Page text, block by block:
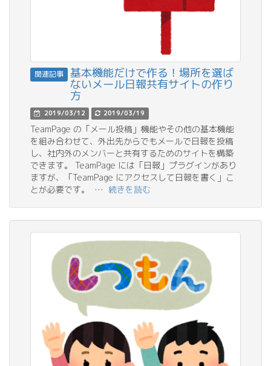
関連記事 基本機能だけで作る！場所を選ば
ないメール日報共有サイトの作り
方
2019/03/12 2019/03/19
TeamPage の「メール投稿」機能やその他の基本機能
を組み合わせて、外出先からでもメールで日報を投稿
し、社内外のメンバーと共有するためのサイトを構築
できます。 TeamPage には「日報」プラグインがあり
ますが、「TeamPage にアクセスして日報を書く」こ
とが必要です。 … 続きを読む